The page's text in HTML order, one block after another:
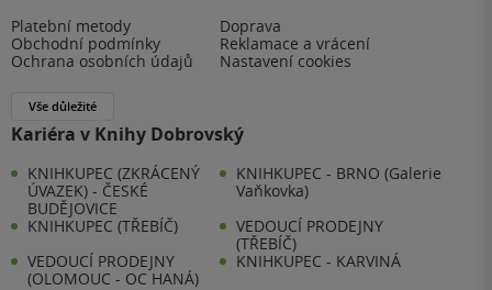
Platební metody
Doprava
Obchodní podmínky
Reklamace a vrácení
Ochrana osobních údajů
Nastavení cookies
Vše důležité
Kariéra v Knihy Dobrovský
KNIHKUPEC (ZKRÁCENÝ
ÚVAZEK) - ČESKÉ
BUDĚJOVICE
KNIHKUPEC - BRNO (Galerie
Vaňkovka)
KNIHKUPEC (TŘEBÍČ)
VEDOUCÍ PRODEJNY
(TŘEBÍČ)
VEDOUCÍ PRODEJNY
(OLOMOUC - OC HANÁ)
KNIHKUPEC - KARVINÁ